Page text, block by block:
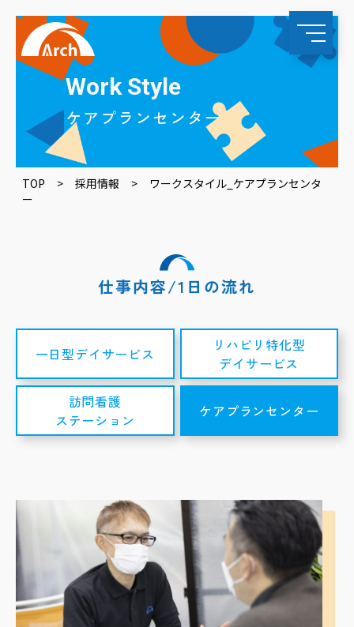
Work Style
ケアプランセンター
TOP > 採用情報 >
ワークスタイル_ケアプランセンタ
ー
仕事内容/1日の流れ
一日型デイサービス
リハビリ特化型
デイサービス
訪問看護
ステーション
ケアプランセンター